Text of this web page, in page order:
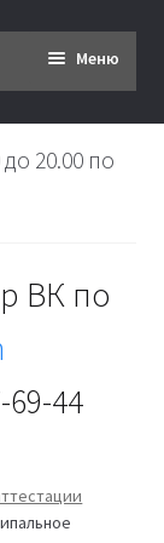
Меню
20.00 по
ВК по
69-44